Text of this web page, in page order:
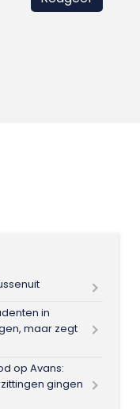
in
maar zegt
op Avans:
gingen